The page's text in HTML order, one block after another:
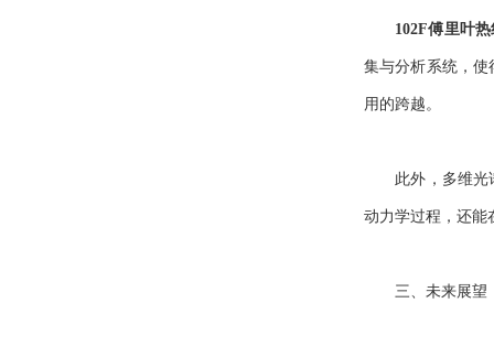
102F傅里叶
集与分析系统，
用的跨越。
此外，多维光谱
动力学过程，还能
三、未来展望